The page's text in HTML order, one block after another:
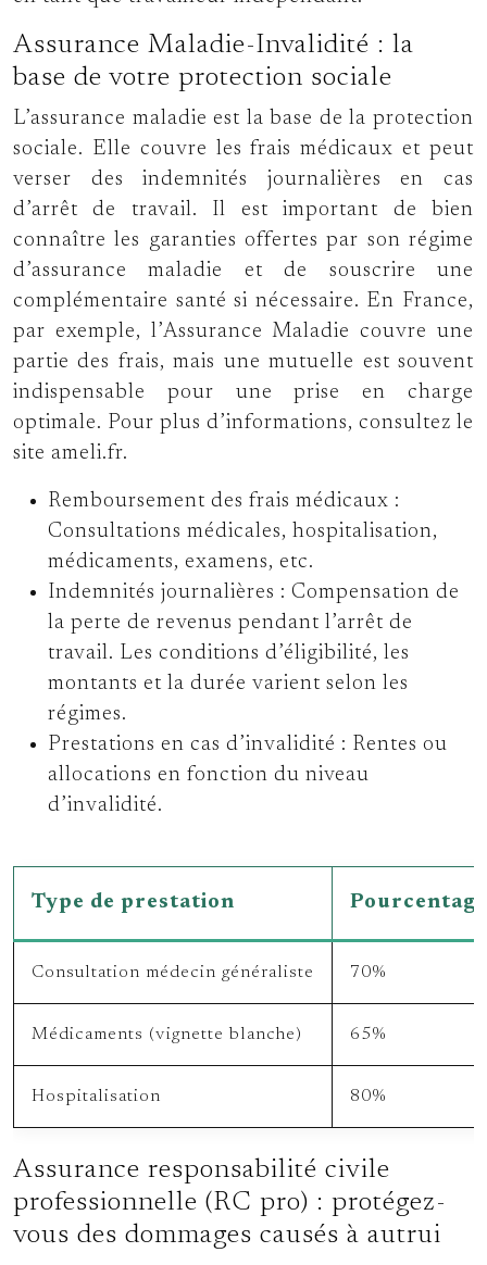
Assurance Maladie-Invalidité : la
base de votre protection sociale
L’assurance maladie est la base de la protection
sociale. Elle couvre les frais médicaux et peut
verser des indemnités journalières en cas
d’arrêt de travail. Il est important de bien
connaître les garanties offertes par son régime
d’assurance maladie et de souscrire une
complémentaire santé si nécessaire. En France,
par exemple, l’Assurance Maladie couvre une
partie des frais, mais une mutuelle est souvent
indispensable pour une prise en charge
optimale. Pour plus d’informations, consultez le
site ameli.fr.
Remboursement des frais médicaux :
Consultations médicales, hospitalisation,
médicaments, examens, etc.
Indemnités journalières : Compensation de
la perte de revenus pendant l’arrêt de
travail. Les conditions d’éligibilité, les
montants et la durée varient selon les
régimes.
Prestations en cas d’invalidité : Rentes ou
allocations en fonction du niveau
d’invalidité.
Type de prestation
Consultation médecin généraliste 70%
Médicaments (vignette blanche) 65%
Hospitalisation 80%
Assurance responsabilité civile
professionnelle (RC pro) : protégez-
vous des dommages causés à autrui